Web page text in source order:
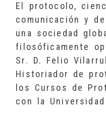
El protocolo,
comunicación y
una sociedad
filosóficamente
Sr. D. Felio
Historiador de
los Cursos de
con la